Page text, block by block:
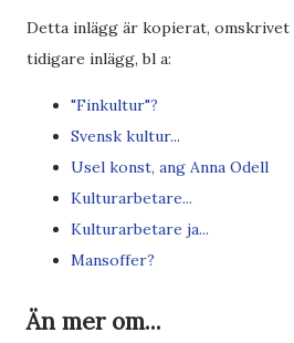
Detta inlägg är kopierat, omskrivet
tidigare inlägg, bl a:
"Finkultur"?
Svensk kultur...
Usel konst, ang Anna Odell
Kulturarbetare...
Kulturarbetare ja...
Mansoffer?
Än mer om...